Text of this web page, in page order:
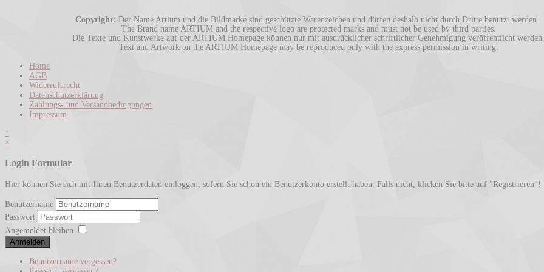
Copyright: Der Name Artium und die Bildmarke sind geschützte Warenzeichen und dürfen deshalb nicht durch Dritte benutzt werden.
The Brand name ARTIUM and the respective logo are protected marks and must not be used by third parties.
Die Texte und Kunstwerke auf der ARTIUM Homepage können nur mit ausdrücklicher schriftlicher Genehmigung veröffentlicht werden.
Text and Artwork on the ARTIUM Homepage may be reproduced only with the express permission in writing.
Home
AGB
Widerrufsrecht
Datenschutzerklärung
Zahlungs- und Versandbedingungen
Impressum
↑
×
Login Formular
Hier können Sie sich mit Ihren Benutzerdaten einloggen, sofern Sie schon ein Benutzerkonto erstellt haben. Falls nicht, klicken Sie bitte auf "Registrieren"!
Benutzername
Passwort
Angemeldet bleiben
Anmelden
Benutzername vergessen?